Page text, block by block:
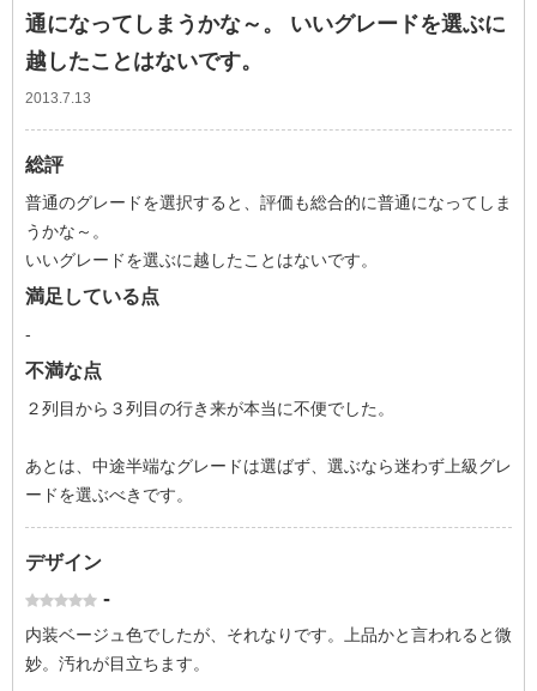
通になってしまうかな～。 いいグレードを選ぶに
越したことはないです。
2013.7.13
総評
普通のグレードを選択すると、評価も総合的に普通になってしま
うかな～。
いいグレードを選ぶに越したことはないです。
満足している点
-
不満な点
２列目から３列目の行き来が本当に不便でした。
あとは、中途半端なグレードは選ばず、選ぶなら迷わず上級グレ
ードを選ぶべきです。
デザイン
-
内装ベージュ色でしたが、それなりです。上品かと言われると微
妙。汚れが目立ちます。